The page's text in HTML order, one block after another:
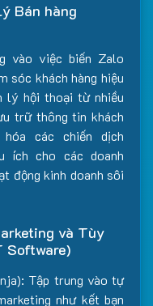
Bán hàng
vào việc biến Zalo
sóc khách hàng hiệu
lý hội thoại từ nhiều
trữ thông tin khách
các chiến dịch
ích cho các doanh
động kinh doanh sôi
và Tùy
Software)
Tập trung vào tự
như kết bạn